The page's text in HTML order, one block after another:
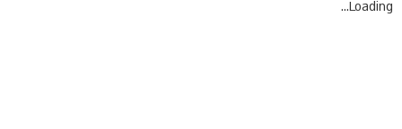
Loading...